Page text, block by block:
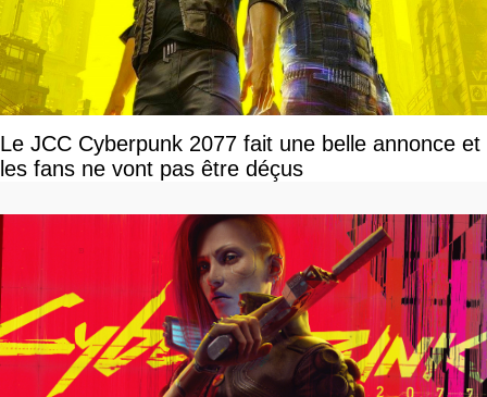
Le JCC Cyberpunk 2077 fait une belle annonce et
les fans ne vont pas être déçus